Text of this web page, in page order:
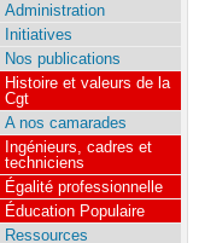
Administration
Initiatives
Nos publications
Histoire et valeurs de la
Cgt
A nos camarades
Ingénieurs, cadres et
techniciens
Égalité professionnelle
Éducation Populaire
Ressources